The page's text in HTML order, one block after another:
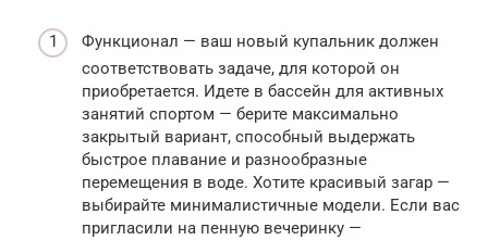
Функционал — ваш новый купальник должен
соответствовать задаче, для которой он
приобретается. Идете в бассейн для активных
занятий спортом — берите максимально
закрытый вариант, способный выдержать
быстрое плавание и разнообразные
перемещения в воде. Хотите красивый загар —
выбирайте минималистичные модели. Если вас
пригласили на пенную вечеринку —